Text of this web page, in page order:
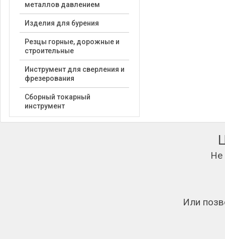
металлов давлением
Изделия для бурения
Резцы горные, дорожные и
строительные
Инструмент для сверления и
фрезерования
Сборный токарный
инструмент
Не
Или